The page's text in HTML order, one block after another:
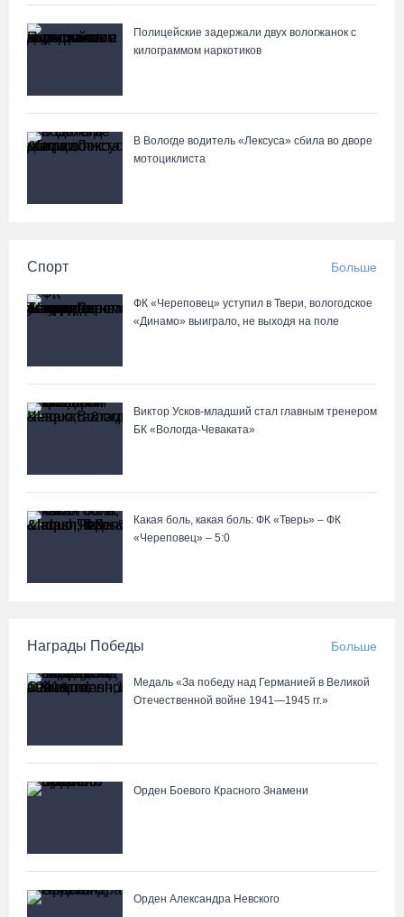
Полицейские задержали двух вологжанок с
килограммом наркотиков
В Вологде водитель «Лексуса» сбила во дворе
мотоциклиста
Спорт Больше
ФК «Череповец» уступил в Твери, вологодское
«Динамо» выиграло, не выходя на поле
Виктор Усков-младший стал главным тренером
БК «Вологда-Чеваката»
Какая боль, какая боль: ФК «Тверь» – ФК
«Череповец» – 5:0
Награды Победы Больше
Медаль «За победу над Германией в Великой
Отечественной войне 1941—1945 гг.»
Орден Боевого Красного Знамени
Орден Александра Невского